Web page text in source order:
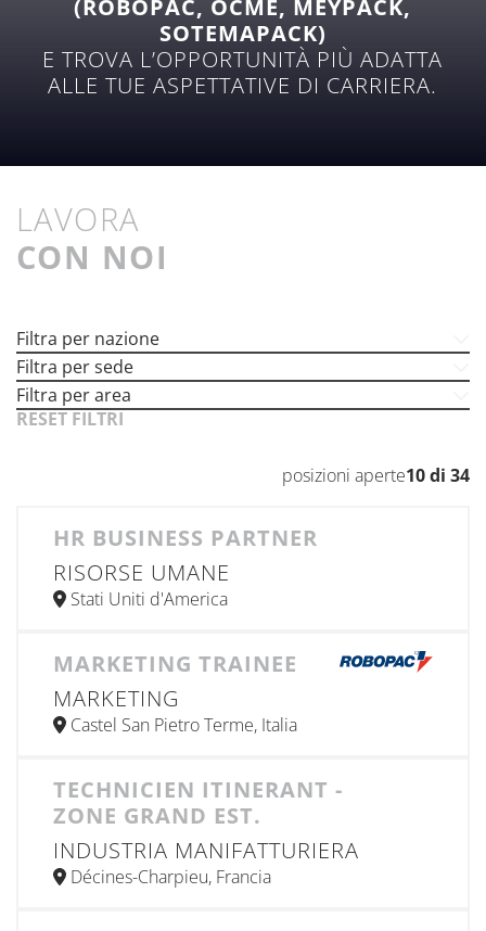
(ROBOPAC, OCME, MEYPACK,
SOTEMAPACK)
E TROVA L’OPPORTUNITÀ PIÙ ADATTA
ALLE TUE ASPETTATIVE DI CARRIERA.
LAVORA
CON NOI
Filtra per nazione
Filtra per sede
Filtra per area
RESET FILTRI
posizioni aperte10 di 34
HR BUSINESS PARTNER
RISORSE UMANE
Stati Uniti d'America
MARKETING TRAINEE
MARKETING
Castel San Pietro Terme, Italia
TECHNICIEN ITINERANT -
ZONE GRAND EST.
INDUSTRIA MANIFATTURIERA
Décines-Charpieu, Francia